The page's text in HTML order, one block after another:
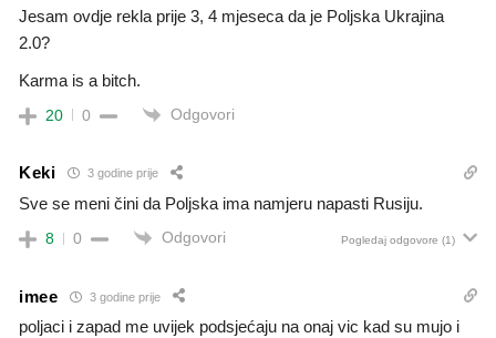
Jesam ovdje rekla prije 3, 4 mjeseca da je Poljska Ukrajina
2.0?
Karma is a bitch.
20 0 Odgovori
Keki 3 godine prije
Sve se meni čini da Poljska ima namjeru napasti Rusiju.
8 0 Odgovori Pogledaj odgovore (1)
imee 3 godine prije
poljaci i zapad me uvijek podsjećaju na onaj vic kad su mujo i